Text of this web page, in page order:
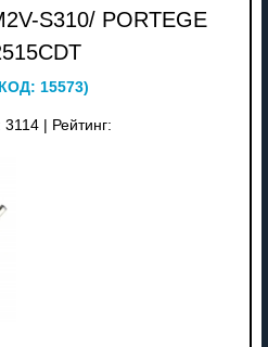
S310/ PORTEGE
15573)
3114 Рейтинг: